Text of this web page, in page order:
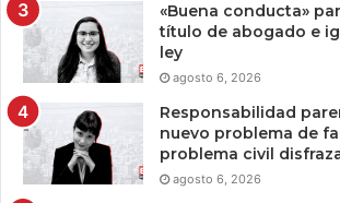
«Buena conducta»
título de abogado e
ley
agosto 6, 2026
Responsabilidad
nuevo problema de
problema civil
agosto 6, 2026